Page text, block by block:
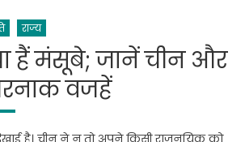
जानिए
किनका
कैंसिल
हो
राज्य
हैं मंसूबे; जानें चीन और
वजहें
है। चीन ने न तो अपने किसी राजनयिक को